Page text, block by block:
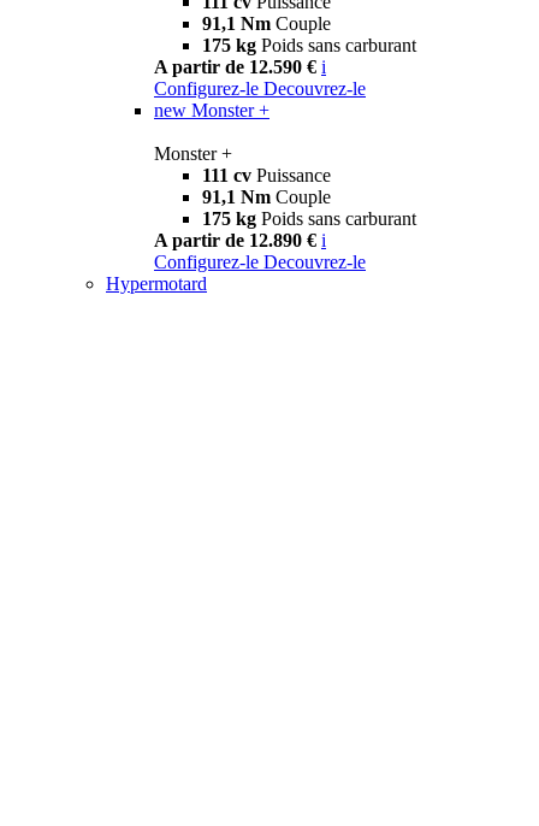
91,1 Nm Couple
175 kg Poids sans carburant
A partir de 12.590 € i
Configurez-le Decouvrez-le
new Monster +
Monster +
111 cv Puissance
91,1 Nm Couple
175 kg Poids sans carburant
A partir de 12.890 € i
Configurez-le Decouvrez-le
Hypermotard